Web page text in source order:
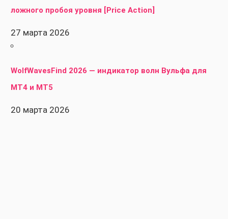
ложного пробоя уровня [Price Action]
27 марта 2026
WolfWavesFind 2026 — индикатор волн Вульфа для
MT4 и MT5
20 марта 2026